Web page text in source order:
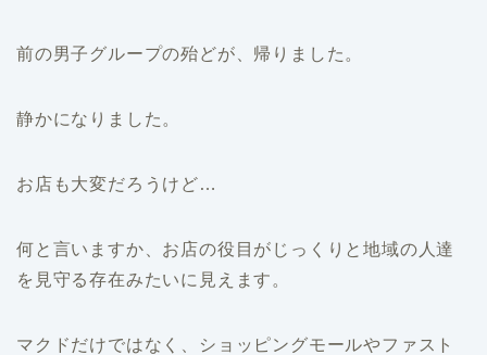
前の男子グループの殆どが、帰りました。
静かになりました。
お店も大変だろうけど…
何と言いますか、お店の役目がじっくりと地域の人達
を見守る存在みたいに見えます。
マクドだけではなく、ショッピングモールやファスト